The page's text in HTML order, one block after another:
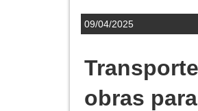
09/04/2025
obras